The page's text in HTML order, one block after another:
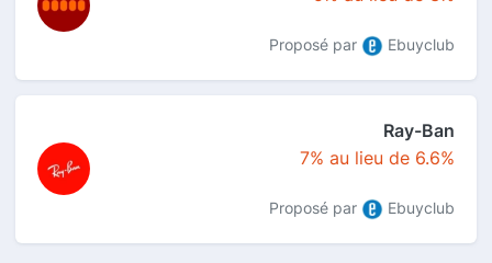
Proposé par Ebuyclub
Ray-Ban
7% au lieu de 6.6%
Proposé par Ebuyclub